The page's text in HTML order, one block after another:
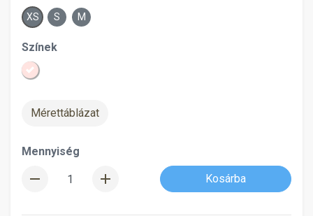
XS S M
Színek
Mérettáblázat
Mennyiség
remove add Kosárba